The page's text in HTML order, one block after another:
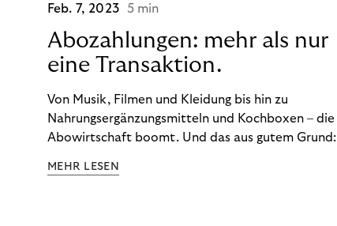
Feb. 7, 2023 5 min
Abozahlungen: mehr als nur
eine Transaktion.
Von Musik, Filmen und Kleidung bis hin zu
Nahrungsergänzungsmitteln und Kochboxen – die
Abowirtschaft boomt. Und das aus gutem Grund:
wünschen. Sie ermöglichen es uns, Produkte und
MEHR LESEN